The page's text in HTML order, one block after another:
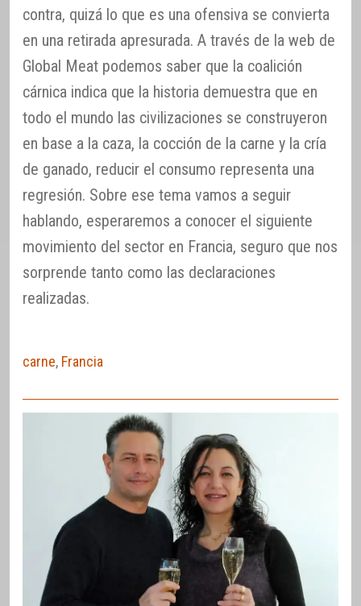
contra, quizá lo que es una ofensiva se convierta
en una retirada apresurada. A través de la web de
Global Meat podemos saber que la coalición
cárnica indica que la historia demuestra que en
todo el mundo las civilizaciones se construyeron
en base a la caza, la cocción de la carne y la cría
de ganado, reducir el consumo representa una
regresión. Sobre ese tema vamos a seguir
hablando, esperaremos a conocer el siguiente
movimiento del sector en Francia, seguro que nos
sorprende tanto como las declaraciones
realizadas.
carne, Francia